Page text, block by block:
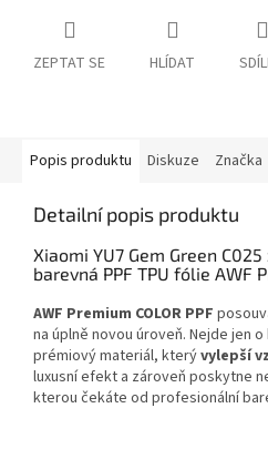
ZEPTAT SE HLÍDAT
Popis produktu Diskuze Značka
Detailní popis produktu
Xiaomi YU7 Gem Green
barevná PPF TPU fólie AWF
AWF Premium COLOR PPF
na úplně novou úroveň. Nejde jen
prémiový materiál, kterývylepší
luxusní efekt a zároveň poskytne
kterou čekáte od profesionální